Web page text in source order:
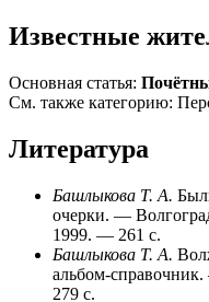
Известные
Основная статья:
См. также категорию:
Литература
Башлыкова Т. А.
очерки. —
1999. — 261 с.
Башлыкова Т. А.
альбом-
279 с.